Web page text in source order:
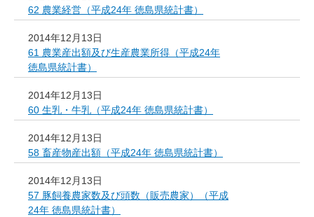
62 農業経営（平成24年 徳島県統計書）
2014年12月13日
61 農業産出額及び生産農業所得（平成24年
徳島県統計書）
2014年12月13日
60 生乳・牛乳（平成24年 徳島県統計書）
2014年12月13日
58 畜産物産出額（平成24年 徳島県統計書）
2014年12月13日
57 豚飼養農家数及び頭数（販売農家）（平成
24年 徳島県統計書）